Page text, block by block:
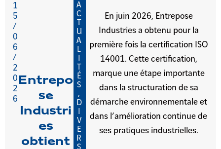
1
5
/
0
6
/
2
0
2
6
Entrepo
se
Industri
es
obtient
A
C
T
U
A
L
T
É
S
,
D
V
E
R
S
En juin 2026, Entrepose
Industries a obtenu pour la
première fois la certification ISO
14001. Cette certification,
marque une étape importante
dans la structuration de sa
démarche environnementale et
dans l’amélioration continue de
ses pratiques industrielles.